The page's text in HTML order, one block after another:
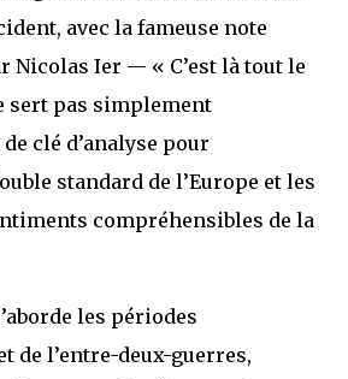
avec la fameuse note
Nicolas Ier — « C’est là tout le
sert pas simplement
clé d’analyse pour
standard de l’Europe et les
compréhensibles de la
les périodes
de l’entre-deux-guerres,